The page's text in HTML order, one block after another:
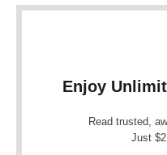
Enjoy
Read trusted,
Just